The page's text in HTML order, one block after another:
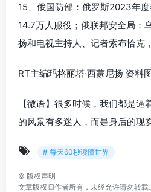
15、俄国防部：俄罗斯2023年
14.7万人服役；俄联邦安全局：
扬和电视主持人、记者索布恰克
RT主编玛格丽塔·西蒙尼扬 资料
【微语】很多时候，我们都是
的风景有多迷人，而是身后的现
# 每天60秒读懂世界
© 版权声明
文章版权归作者所有，未经允许请勿转载。